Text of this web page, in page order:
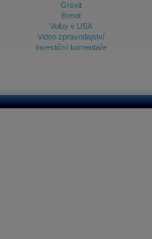
Databanka - Úrokové sazby
Databanka - Veřejné rozpočty
Databanka akcie - Svět
Grexit
Brexit
Volby v USA
Video zpravodajství
Investiční komentáře